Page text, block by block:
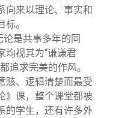
向来以理论、事实和
。
是共事多年的同
均视其为“谦谦君
追求完美的作风。
赅、逻辑清楚而最受
》课，整个课堂都被
的学生，还有许多外